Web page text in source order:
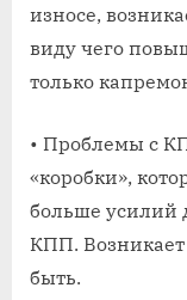
износе,
виду чего
только
• Проблемы с
«коробки»,
больше усилий
КПП. Возникает
быть.